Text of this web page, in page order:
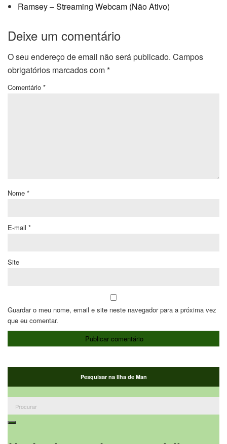
Ramsey – Streaming Webcam (Não Ativo)
Deixe um comentário
O seu endereço de email não será publicado. Campos
obrigatórios marcados com*
Comentário *
Nome *
E-mail *
Site
Guardar o meu nome, email e site neste navegador para a próxima vez
que eu comentar.
Pesquisar na Ilha de Man
Procurar